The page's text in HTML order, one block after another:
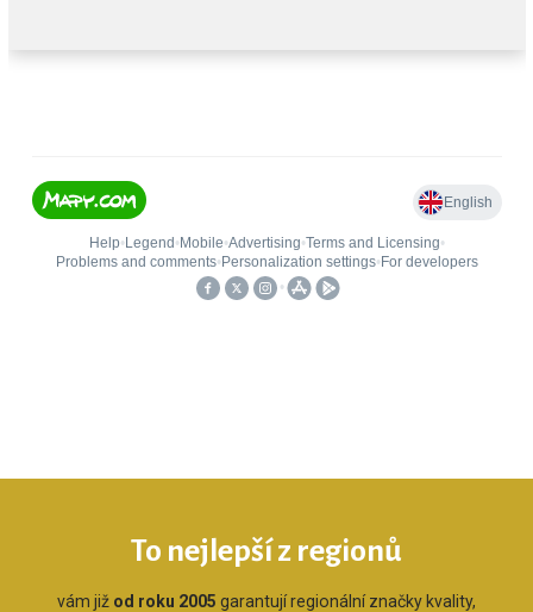
To nejlepší z regionů
vám již od roku 2005 garantují regionální značky kvality,